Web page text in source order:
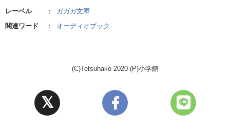
レーベル
：
ガガガ文庫
関連ワード
： オーディオブック
(C)Tetsuhako 2020 (P)小学館